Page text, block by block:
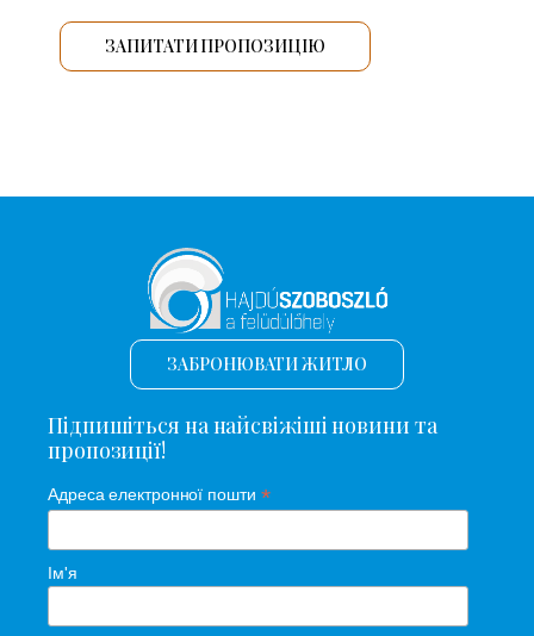
ЗАПИТАТИ ПРОПОЗИЦІЮ
ЗАБРОНЮВАТИ ЖИТЛО
Підпишіться на найсвіжіші новини та
пропозиції!
Адреса електронної пошти *
Ім'я